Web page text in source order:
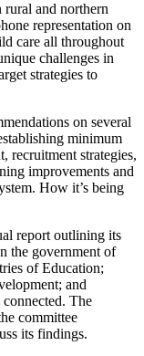
rural and northern
representation on
care all throughout
challenges in
strategies to
on several
minimum
recruitment strategies,
improvements and
How it’s being
report outlining its
the government of
of Education;
and
The
committee
its findings.